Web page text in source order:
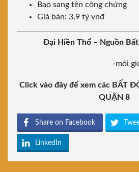
Bao sang tên công chứng
Giá bán: 3,9 tỷ vnđ
Đại Hiền Thổ – Nguồn
-môi
Click vào đây để xem các BẤT
QUẬN 8
Share on Facebook
LinkedIn